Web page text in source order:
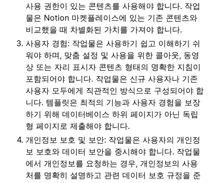
사용 권한이 있는 콘텐츠를 사용해야 합니다. 작업
물은 Notion 마켓플레이스에 있는 기존 콘텐츠와
비교했을 때 차별화된 가치를 가져야 합니다.
사용자 경험: 작업물은 사용하기 쉽고 이해하기 쉬
워야 하며, 맞춤 설정 및 사용을 위한 콜아웃, 동영
상 또는 자리 표시자 콘텐츠 형태의 명확한 지침이
포함되어야 합니다. 작업물은 신규 사용자나 기존
사용자 모두에게 직관적인 방식으로 구성되어야 합
니다. 템플릿은 최적의 기능과 사용자 경험을 보장
하기 위해 데이터베이스 하위 페이지가 아닌 독립
형 페이지로 제출해야 합니다.
개인정보 보호 및 보안: 작업물은 사용자의 개인정
보 보호와 데이터 보안을 중시해야 합니다. 작업물
에서 개인정보를 요청하는 경우, 개인정보의 사용
처를 명확히 설명하고 관련 데이터 보호 규정을 준